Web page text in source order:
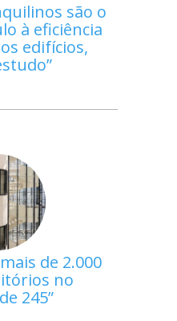
são o
à eficiência
edifícios,
de 2.000
no
245